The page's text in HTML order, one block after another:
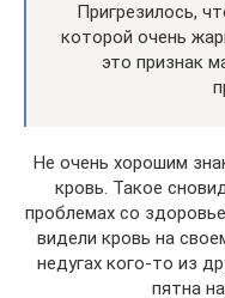
Пригрезилось,
которой очень
это признак
Не очень хорошим
кровь. Такое
проблемах со
видели кровь на
недугах кого-то из
пятна